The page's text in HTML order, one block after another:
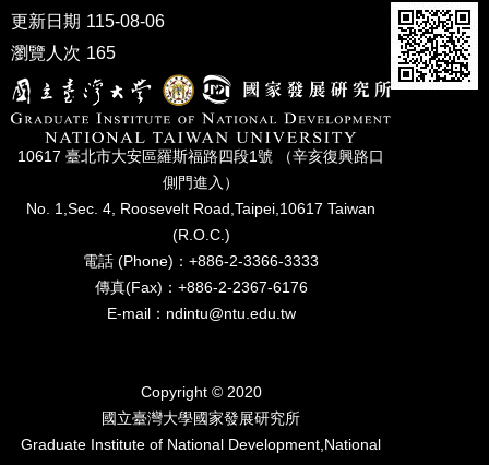
展
研
究
期
刊
口
專
更新日期 115-08-06
瀏覽人次 165
10617 臺北市⼤安區羅斯福路四段1號 （辛亥復興路⼝
側⾨進入）
No. 1,Sec. 4, Roosevelt Road,Taipei,10617 Taiwan
(R.O.C.)
電話 (Phone)：+886-2-3366-3333
傳真(Fax)：+886-2-2367-6176
E-mail：ndintu@ntu.edu.tw
Copyright © 2020
國立臺灣⼤學國家發展研究所
Graduate Institute of National Development,National